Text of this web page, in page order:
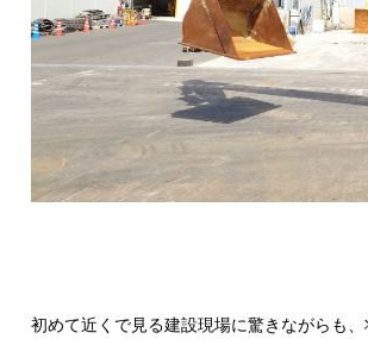
初めて近くで見る建設現場に驚きながらも